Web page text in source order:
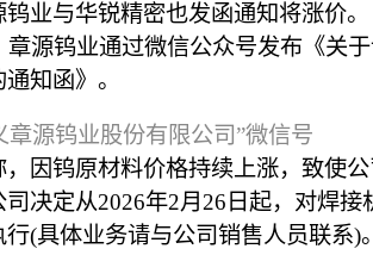
与华锐精密也发函通知将涨价。
钨业通过微信公众号发布《关于
知函》。
章源钨业股份有限公司”微信号
钨原材料价格持续上涨，致使公
决定从2026年2月26日起，对焊接
行(具体业务请与公司销售人员联系)